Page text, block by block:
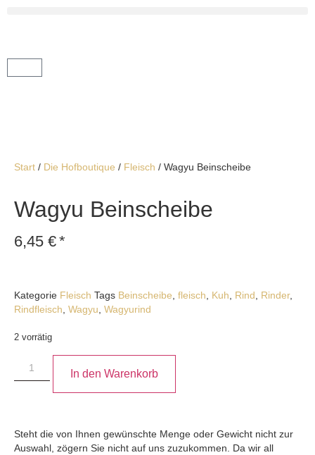
Start / Die Hofboutique / Fleisch / Wagyu Beinscheibe
Wagyu Beinscheibe
6,45 €*
Kategorie Fleisch Tags Beinscheibe, fleisch, Kuh, Rind, Rinder,
Rindfleisch, Wagyu, Wagyurind
2 vorrätig
In den Warenkorb
Steht die von Ihnen gewünschte Menge oder Gewicht nicht zur
Auswahl, zögern Sie nicht auf uns zuzukommen. Da wir all